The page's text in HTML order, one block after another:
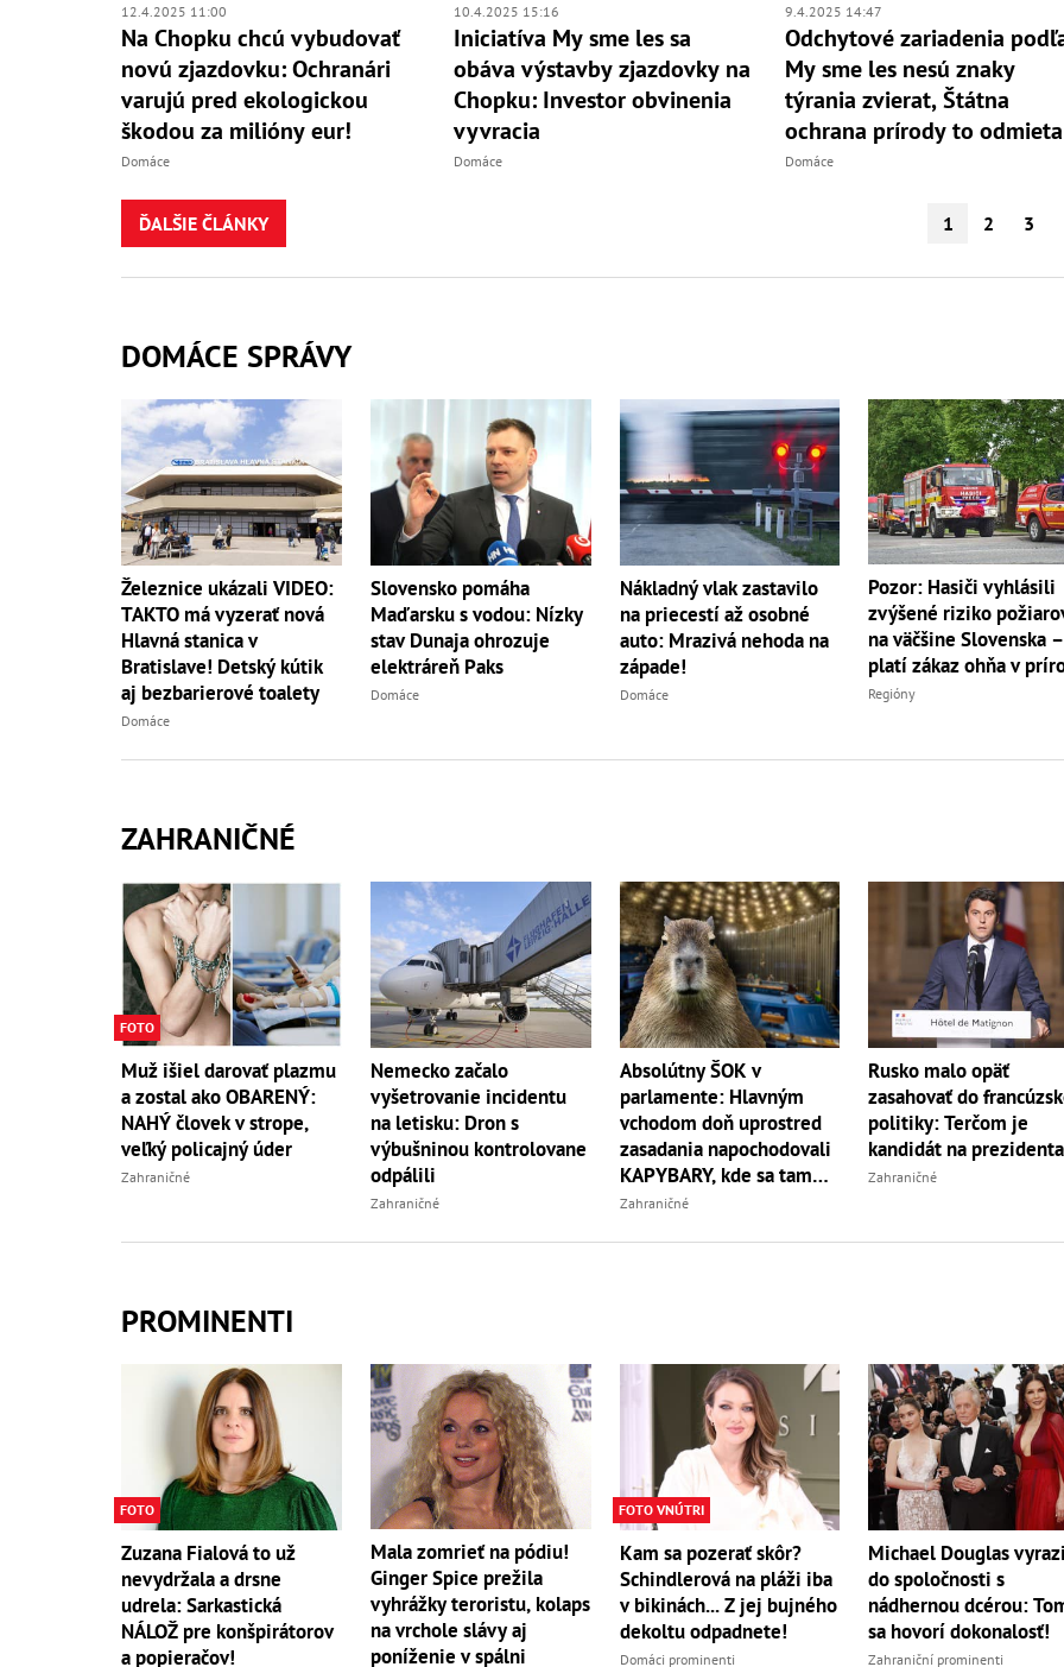
12.4.2025 11:00
Na Chopku chcú vybudovať
novú zjazdovku: Ochranári
varujú pred ekologickou
škodou za milióny eur!
Domáce
10.4.2025 15:16
Iniciatíva My sme les sa
obáva výstavby zjazdovky na
Chopku: Investor obvinenia
vyvracia
Domáce
9.4.2025 14:47
Odchytové zariadenia
My sme les nesú znaky
týrania zvierat, Štátna
ochrana prírody to odmieta
Domáce
ĎALŠIE ČLÁNKY 1 2 3
DOMÁCE SPRÁVY
Železnice ukázali VIDEO:
TAKTO má vyzerať nová
Hlavná stanica v
Bratislave! Detský kútik
aj bezbarierové toalety
Domáce
Slovensko pomáha
Maďarsku s vodou: Nízky
stav Dunaja ohrozuje
elektráreň Paks
Domáce
Nákladný vlak zastavilo
na priecestí až osobné
auto: Mrazivá nehoda na
západe!
Domáce
Pozor: Hasiči vyhlásili
zvýšené riziko
na väčšine Slovenska –
platí zákaz ohňa v
Regióny
ZAHRANIČNÉ
FOTO
Muž išiel darovať plazmu
a zostal ako OBARENÝ:
NAHÝ človek v strope,
veľký policajný úder
Zahraničné
Nemecko začalo
vyšetrovanie incidentu
na letisku: Dron s
výbušninou kontrolovane
odpálili
Zahraničné
Absolútny ŠOK v
parlamente: Hlavným
vchodom doň uprostred
zasadania napochodovali
KAPYBARY, kde sa tam
nabrali?
Zahraničné
Rusko malo opäť
zasahovať do
politiky: Terčom je
kandidát na prezidenta
Zahraničné
PROMINENTI
FOTO
Zuzana Fialová to už
nevydržala a drsne
udrela: Sarkastická
NÁLOŽ pre konšpirátorov
a popieračov!
Mala zomrieť na pódiu!
Ginger Spice prežila
vyhrážky teroristu, kolaps
na vrchole slávy aj
poníženie v spálni
FOTO VNÚTRI
Kam sa pozerať skôr?
Schindlerová na pláži iba
v bikinách... Z jej bujného
dekoltu odpadnete!
Domáci prominenti
Michael Douglas
do spoločnosti s
nádhernou dcérou:
sa hovorí dokonalosť!
Zahraniční prominenti